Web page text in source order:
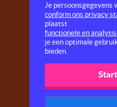
Je
conform ons privacy
plaatst
functionele en
je een optimale
bieden.
Start